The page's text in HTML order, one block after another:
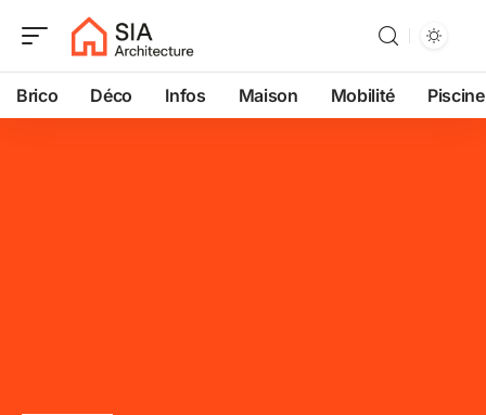
Brico Déco Infos Maison Mobilité Piscine